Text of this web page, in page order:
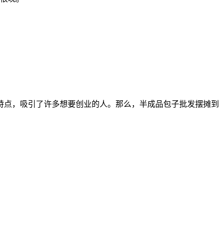
，吸引了许多想要创业的人。那么，半成品包子批发摆摊到